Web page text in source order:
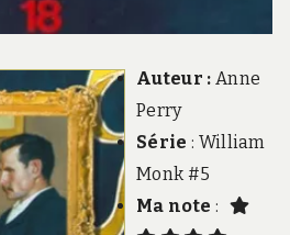
Auteur : Anne
Perry
Série : William
Monk #5
Ma note :